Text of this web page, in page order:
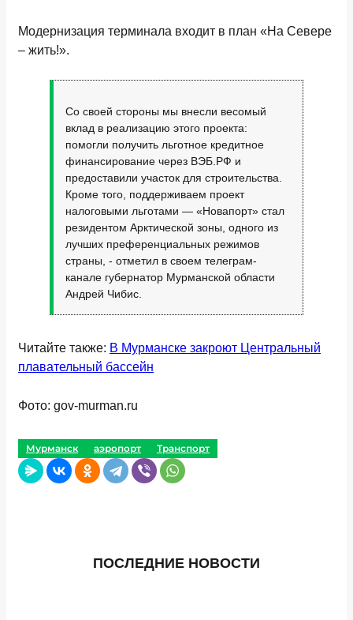
Модернизация терминала входит в план «На Севере
– жить!».
Со своей стороны мы внесли весомый
вклад в реализацию этого проекта:
помогли получить льготное кредитное
финансирование через ВЭБ.РФ и
предоставили участок для строительства.
Кроме того, поддерживаем проект
налоговыми льготами — «Новапорт» стал
резидентом Арктической зоны, одного из
лучших преференциальных режимов
страны, - отметил в своем телеграм-
канале губернатор Мурманской области
Андрей Чибис.
Читайте также: В Мурманске закроют Центральный
плавательный бассейн
Фото: gov-murman.ru
Мурманск аэропорт Транспорт
ПОСЛЕДНИЕ НОВОСТИ